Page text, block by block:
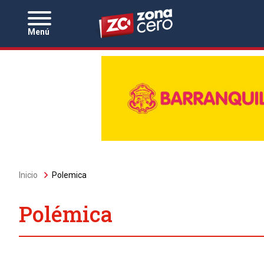
Menú
Zona Cero
Sobrescribir
ayuda
a
la
Inicio Polemica
Polémica